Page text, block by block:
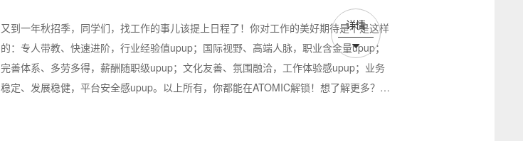
又到一年秋招季，同学们，找工作的事儿该提上日程了！你对工作的美好期待是不是这样
的：专人带教、快速进阶，行业经验值upup；国际视野、高端人脉，职业含金量upup；
完善体系、多劳多得，薪酬随职级upup；文化友善、氛围融洽，工作体验感upup；业务
稳定、发展稳健，平台安全感upup。以上所有，你都能在ATOMIC解锁！想了解更多？一
详情